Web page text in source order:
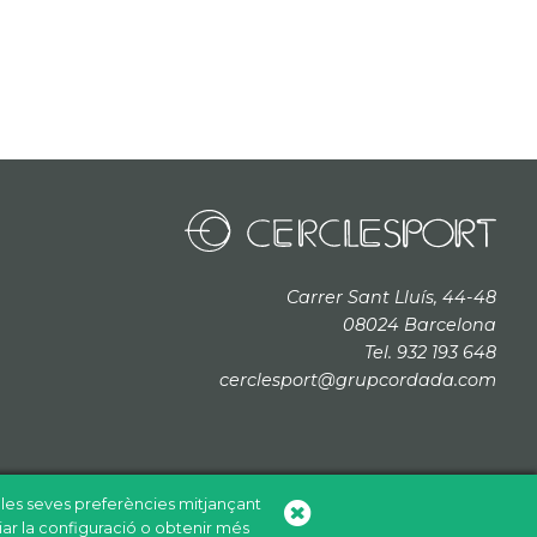
seves preferències mitjançant
la configuració o obtenir més
Carrer Sant Lluís, 44-48
08024 Barcelona
Tel. 932 193 648
cerclesport@grupcordada.com